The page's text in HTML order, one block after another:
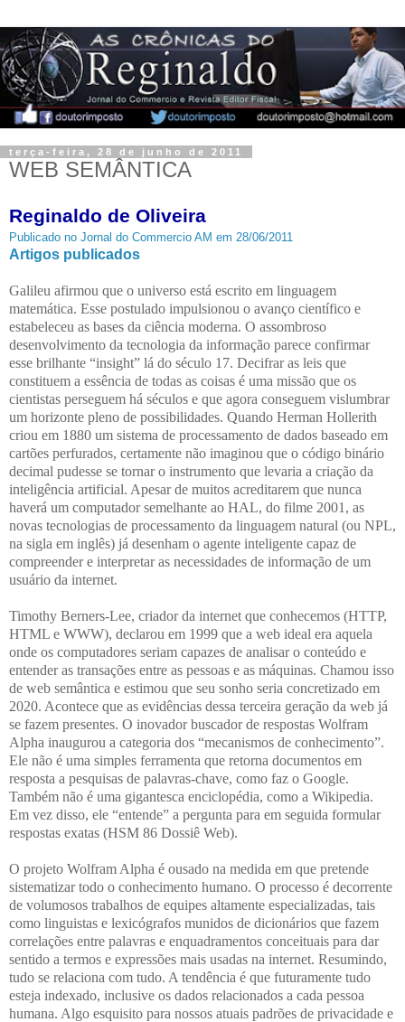
terça-feira, 28 de junho de 2011
WEB SEMÂNTICA
Reginaldo de Oliveira
Publicado no Jornal do Commercio AM em 28/06/2011
Artigos publicados
Galileu afirmou que o universo está escrito em linguagem
matemática. Esse postulado impulsionou o avanço científico e
estabeleceu as bases da ciência moderna. O assombroso
desenvolvimento da tecnologia da informação parece confirmar
esse brilhante “insight” lá do século 17. Decifrar as leis que
constituem a essência de todas as coisas é uma missão que os
cientistas perseguem há séculos e que agora conseguem vislumbrar
um horizonte pleno de possibilidades. Quando Herman Hollerith
criou em 1880 um sistema de processamento de dados baseado em
cartões perfurados, certamente não imaginou que o código binário
decimal pudesse se tornar o instrumento que levaria a criação da
inteligência artificial. Apesar de muitos acreditarem que nunca
haverá um computador semelhante ao HAL, do filme 2001, as
novas tecnologias de processamento da linguagem natural (ou NPL,
na sigla em inglês) já desenham o agente inteligente capaz de
compreender e interpretar as necessidades de informação de um
usuário da internet.
Timothy Berners-Lee, criador da internet que conhecemos (HTTP,
HTML e WWW), declarou em 1999 que a web ideal era aquela
onde os computadores seriam capazes de analisar o conteúdo e
entender as transações entre as pessoas e as máquinas. Chamou isso
de web semântica e estimou que seu sonho seria concretizado em
2020. Acontece que as evidências dessa terceira geração da web já
se fazem presentes. O inovador buscador de respostas Wolfram
Alpha inaugurou a categoria dos “mecanismos de conhecimento”.
Ele não é uma simples ferramenta que retorna documentos em
resposta a pesquisas de palavras-chave, como faz o Google.
Também não é uma gigantesca enciclopédia, como a Wikipedia.
Em vez disso, ele “entende” a pergunta para em seguida formular
respostas exatas (HSM 86 Dossiê Web).
O projeto Wolfram Alpha é ousado na medida em que pretende
sistematizar todo o conhecimento humano. O processo é decorrente
de volumosos trabalhos de equipes altamente especializadas, tais
como linguistas e lexicógrafos munidos de dicionários que fazem
correlações entre palavras e enquadramentos conceituais para dar
sentido a termos e expressões mais usadas na internet. Resumindo,
tudo se relaciona com tudo. A tendência é que futuramente tudo
esteja indexado, inclusive os dados relacionados a cada pessoa
humana. Algo esquisito para nossos atuais padrões de privacidade e